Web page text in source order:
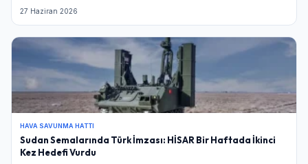
27 Haziran 2026
HAVA SAVUNMA HATTI
Sudan Semalarında Türk İmzası: HİSAR Bir Haftada İkinci
Kez Hedefi Vurdu